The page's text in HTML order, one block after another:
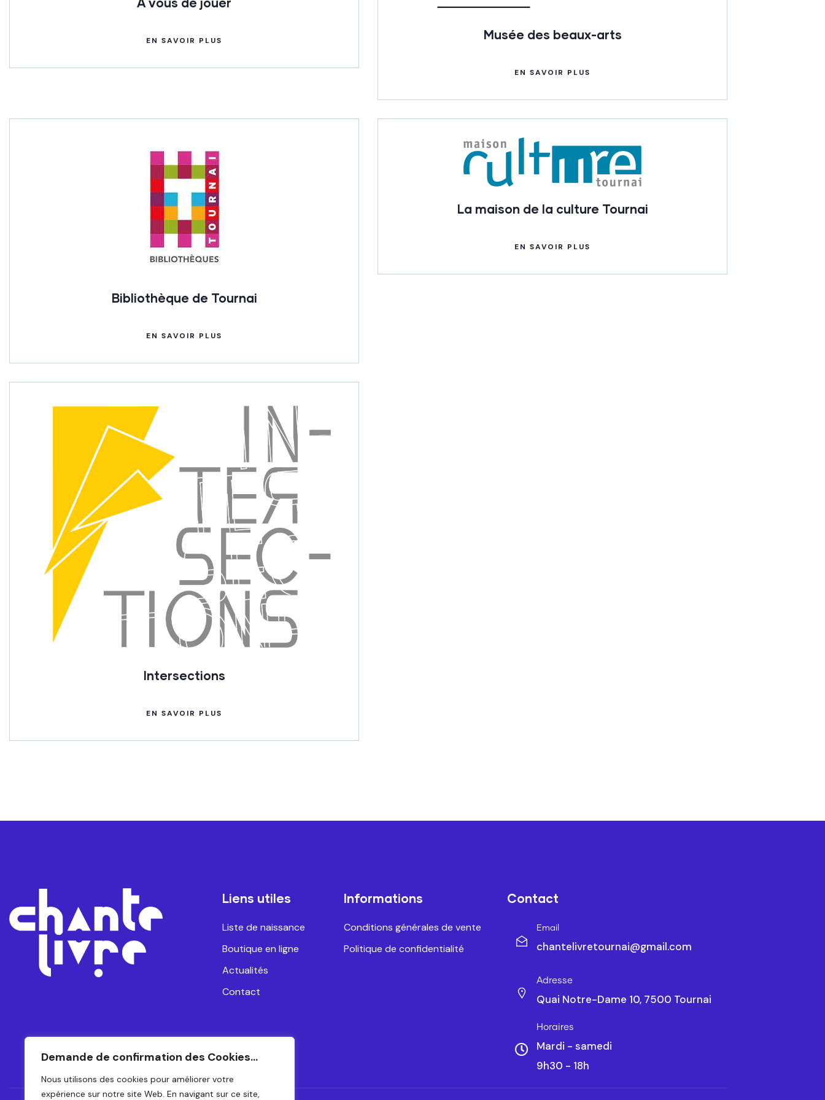
Demande de confirmation des Cookies...
Nous utilisons des cookies pour améliorer votre
expérience sur notre site Web. En navigant sur ce site,
EN SAVOIR PLUS Musée des beaux-arts
EN SAVOIR PLUS
Bibliothèque de Tournai
EN SAVOIR PLUS
La maison de la culture Tournai
EN SAVOIR PLUS
Intersections
EN SAVOIR PLUS
Liens utiles
Liste de naissance
Boutique en ligne
Actualités
Contact
Informations
Conditions générales de vente
Politique de confidentialité
Contact
Email
chantelivretournai@gmail.com
Adresse
Quai Notre-Dame 10, 7500 Tournai
Horaires
Mardi - samedi
9h30 - 18h